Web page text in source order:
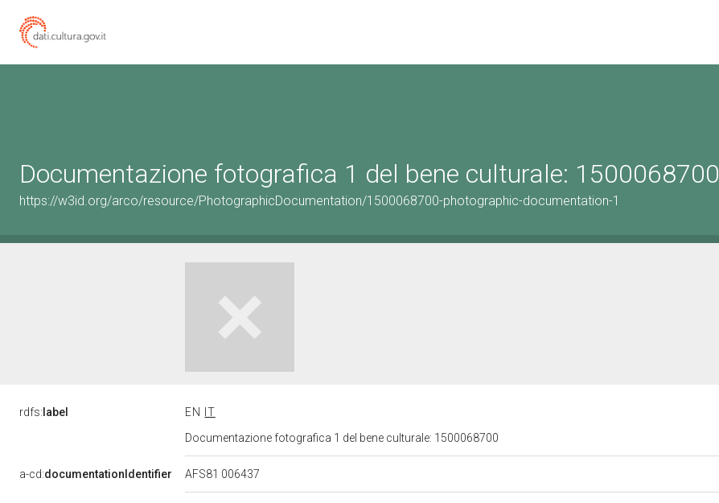
Documentazione fotografica 1 del bene culturale: 1500068700
https://w3id.org/arco/resource/PhotographicDocumentation/1500068700-photographic-documentation-1
rdfs: label EN
IT
Documentazione fotografica 1 del bene culturale: 1500068700
a-cd:documentationIdentifier AFS81 006437